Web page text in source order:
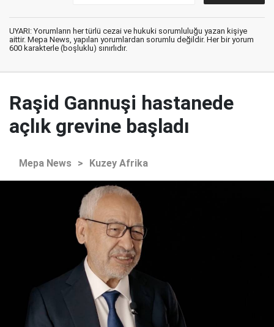
UYARI: Yorumların her türlü cezai ve hukuki sorumluluğu yazan kişiye
aittir. Mepa News, yapılan yorumlardan sorumlu değildir. Her bir yorum
600 karakterle (boşluklu) sınırlıdır.
Raşid Gannuşi hastanede
açlık grevine başladı
Mepa News > Kuzey Afrika